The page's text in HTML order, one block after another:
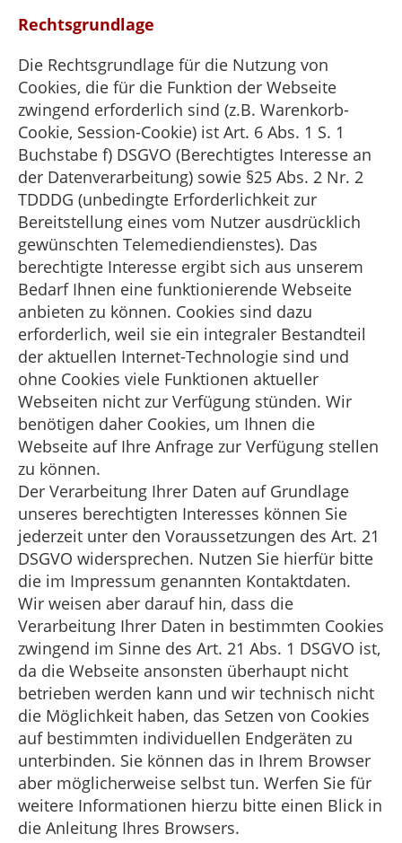
Rechtsgrundlage
Die Rechtsgrundlage für die Nutzung von
Cookies, die für die Funktion der Webseite
zwingend erforderlich sind (z.B. Warenkorb-
Cookie, Session-Cookie) ist Art. 6 Abs. 1 S. 1
Buchstabe f) DSGVO (Berechtigtes Interesse an
der Datenverarbeitung) sowie §25 Abs. 2 Nr. 2
TDDDG (unbedingte Erforderlichkeit zur
Bereitstellung eines vom Nutzer ausdrücklich
gewünschten Telemediendienstes). Das
berechtigte Interesse ergibt sich aus unserem
Bedarf Ihnen eine funktionierende Webseite
anbieten zu können. Cookies sind dazu
erforderlich, weil sie ein integraler Bestandteil
der aktuellen Internet-Technologie sind und
ohne Cookies viele Funktionen aktueller
Webseiten nicht zur Verfügung stünden. Wir
benötigen daher Cookies, um Ihnen die
Webseite auf Ihre Anfrage zur Verfügung stellen
zu können.
Der Verarbeitung Ihrer Daten auf Grundlage
unseres berechtigten Interesses können Sie
jederzeit unter den Voraussetzungen des Art. 21
DSGVO widersprechen. Nutzen Sie hierfür bitte
die im Impressum genannten Kontaktdaten.
Wir weisen aber darauf hin, dass die
Verarbeitung Ihrer Daten in bestimmten Cookies
zwingend im Sinne des Art. 21 Abs. 1 DSGVO ist,
da die Webseite ansonsten überhaupt nicht
betrieben werden kann und wir technisch nicht
die Möglichkeit haben, das Setzen von Cookies
auf bestimmten individuellen Endgeräten zu
unterbinden. Sie können das in Ihrem Browser
aber möglicherweise selbst tun. Werfen Sie für
weitere Informationen hierzu bitte einen Blick in
die Anleitung Ihres Browsers.